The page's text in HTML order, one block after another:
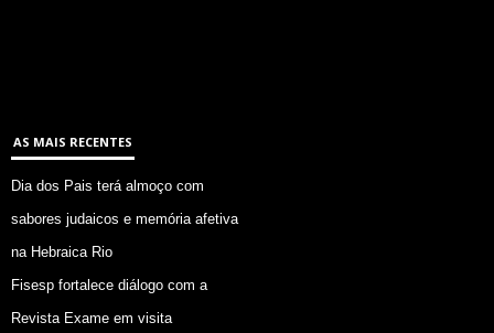
AS MAIS RECENTES
Dia dos Pais terá almoço com
sabores judaicos e memória afetiva
na Hebraica Rio
Fisesp fortalece diálogo com a
Revista Exame em visita